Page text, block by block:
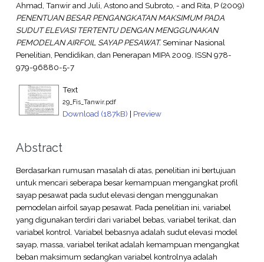
Ahmad, TanwirandJuli, AstonoandSubroto, - and Rita, P(2009)
PENENTUAN BESAR PENGANGKATAN MAKSIMUM PADA
SUDUT ELEVASI TERTENTU DENGAN MENGGUNAKAN
PEMODELAN AIRFOIL SAYAP PESAWAT.Seminar Nasional
Penelitian, Pendidikan, dan Penerapan MIPA 2009. ISSN 978-
979-96880-5-7
Text
29_Fis_Tanwir.pdf
Download (187kB) | Preview
Abstract
Berdasarkan rumusan masalah di atas, penelitian ini bertujuan
untuk mencari seberapa besar kemampuan mengangkat profil
sayap pesawat pada sudut elevasi dengan menggunakan
pemodelan airfoil sayap pesawat. Pada penelitian ini, variabel
yang digunakan terdiri dari variabel bebas, variabel terikat, dan
variabel kontrol. Variabel bebasnya adalah sudut elevasi model
sayap, massa, variabel terikat adalah kemampuan mengangkat
beban maksimum sedangkan variabel kontrolnya adalah